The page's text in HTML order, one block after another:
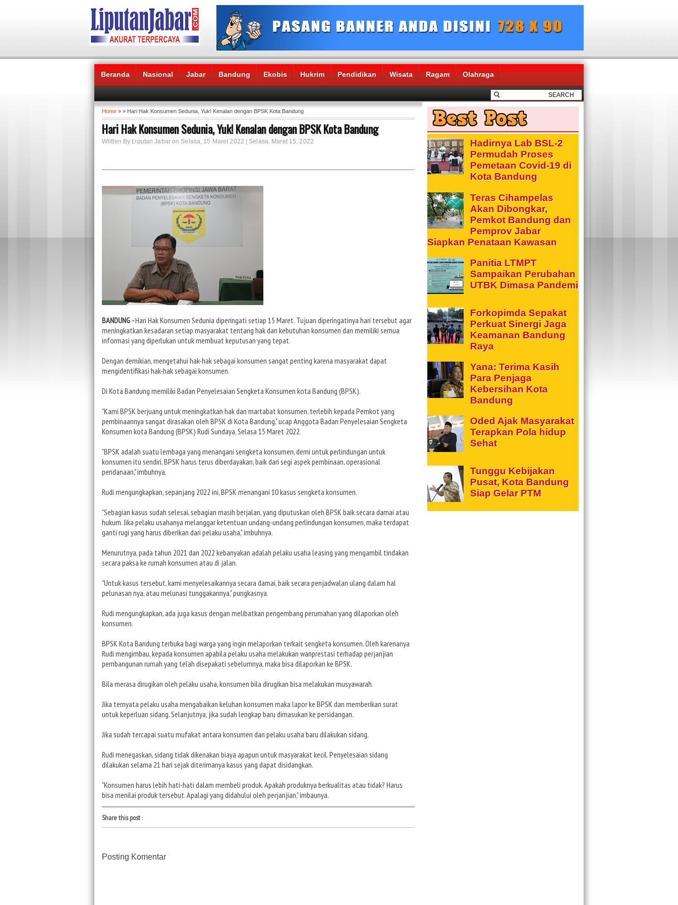
Beranda Nasional Jabar Bandung Ekobis Hukrim Pendidikan Wisata Ragam Olahraga
Headlines News :
Home » » Hari Hak Konsumen Sedunia, Yuk! Kenalan dengan BPSK Kota Bandung
Hari Hak Konsumen Sedunia, Yuk! Kenalan dengan BPSK Kota Bandung
Written By Liputan Jabar on Selasa, 15 Maret 2022 | Selasa, Maret 15, 2022
BANDUNG -Hari Hak Konsumen Sedunia diperingati setiap 15 Maret. Tujuan diperingatinya hari tersebut agar
meningkatkan kesadaran setiap masyarakat tentang hak dan kebutuhan konsumen dan memiliki semua
informasi yang diperlukan untuk membuat keputusan yang tepat.
Dengan demikian, mengetahui hak-hak sebagai konsumen sangat penting karena masyarakat dapat
mengidentifikasi hak-hak sebagai konsumen.
Di Kota Bandung memiliki Badan Penyelesaian Sengketa Konsumen kota Bandung (BPSK).
"Kami BPSK berjuang untuk meningkatkan hak dan martabat konsumen, terlebih kepada Pemkot yang
pembinaannya sangat dirasakan oleh BPSK di Kota Bandung," ucap Anggota Badan Penyelesaian Sengketa
Konsumen kota Bandung (BPSK) Rudi Sundaya, Selasa 15 Maret 2022.
"BPSK adalah suatu lembaga yang menangani sengketa konsumen, demi untuk perlindungan untuk
konsumen itu sendiri, BPSK harus terus diberdayakan, baik dari segi aspek pembinaan, operasional
pendanaan," imbuhnya.
Rudi mengungkapkan, sepanjang 2022 ini, BPSK menangani 10 kasus sengketa konsumen.
"Sebagian kasus sudah selesai, sebagian masih berjalan, yang diputuskan oleh BPSK baik secara damai atau
hukum. Jika pelaku usahanya melanggar ketentuan undang-undang perlindungan konsumen, maka terdapat
ganti rugi yang harus diberikan dari pelaku usaha," imbuhnya.
Menurutnya, pada tahun 2021 dan 2022 kebanyakan adalah pelaku usaha leasing yang mengambil tindakan
secara paksa ke rumah konsumen atau di jalan.
"Untuk kasus tersebut, kami menyelesaikannya secara damai, baik secara penjadwalan ulang dalam hal
pelunasan nya, atau melunasi tunggakannya," pungkasnya.
Rudi mengungkapkan, ada juga kasus dengan melibatkan pengembang perumahan yang dilaporkan oleh
konsumen.
BPSK Kota Bandung terbuka bagi warga yang ingin melaporkan terkait sengketa konsumen. Oleh karenanya
Rudi mengimbau, kepada konsumen apabila pelaku usaha melakukan wanprestasi terhadap perjanjian
pembangunan rumah yang telah disepakati sebelumnya, maka bisa dilaporkan ke BPSK.
Bila merasa dirugikan oleh pelaku usaha, konsumen bila dirugikan bisa melakukan musyawarah.
Jika ternyata pelaku usaha mengabaikan keluhan konsumen maka lapor ke BPSK dan memberikan surat
untuk keperluan sidang. Selanjutnya, jika sudah lengkap baru dimasukan ke persidangan.
Jika sudah tercapai suatu mufakat antara konsumen dan pelaku usaha baru dilakukan sidang.
Rudi menegaskan, sidang tidak dikenakan biaya apapun untuk masyarakat kecil. Penyelesaian sidang
dilakukan selama 21 hari sejak diterimanya kasus yang dapat disidangkan.
"Konsumen harus lebih hati-hati dalam membeli produk. Apakah produknya berkualitas atau tidak? Harus
bisa menilai produk tersebut. Apalagi yang didahului oleh perjanjian," imbaunya.
Share this post:
Posting Komentar
Hadirnya Lab BSL-2
Permudah Proses
Pemetaan Covid-19 di
Kota Bandung
Teras Cihampelas
Akan Dibongkar,
Pemkot Bandung dan
Pemprov Jabar
Siapkan Penataan Kawasan
Panitia LTMPT
Sampaikan Perubahan
UTBK Dimasa Pandemi
Forkopimda Sepakat
Perkuat Sinergi Jaga
Keamanan Bandung
Raya
Yana: Terima Kasih
Para Penjaga
Kebersihan Kota
Bandung
Oded Ajak Masyarakat
Terapkan Pola hidup
Sehat
Tunggu Kebijakan
Pusat, Kota Bandung
Siap Gelar PTM